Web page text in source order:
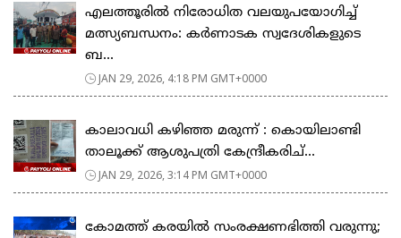
എലത്തൂരിൽ നിരോധിത വലയുപയോഗിച്ച്
മത്സ്യബന്ധനം: കർണാടക സ്വദേശികളുടെ
ബ...
JAN 29, 2026, 4:18 PM GMT+0000
കാലാവധി കഴിഞ്ഞ മരുന്ന് : കൊയിലാണ്ടി
താലൂക്ക് ആശുപത്രി കേന്ദ്രീകരിച്...
JAN 29, 2026, 3:14 PM GMT+0000
കോമത്ത് കരയിൽ സംരക്ഷണഭിത്തി വരുന്നു;